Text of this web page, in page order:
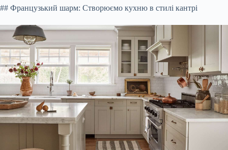
## Французький шарм: Створюємо кухню в стилі кантрі